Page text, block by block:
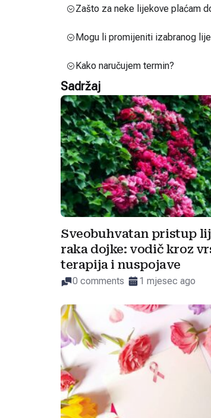
Zašto za neke lijekove plaćam
Mogu li promijeniti izabranog
Kako naručujem termin?
Sadržaj
Sveobuhvatan pristup
raka dojke: vodič kroz
terapija i nuspojave
0 comments 1 mjesec ago